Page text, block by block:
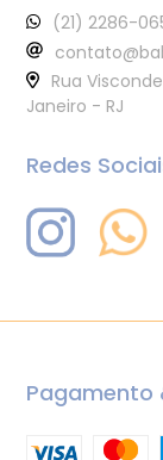
(21) 2286-
Rua
Janeiro - RJ
Redes
Pagamento